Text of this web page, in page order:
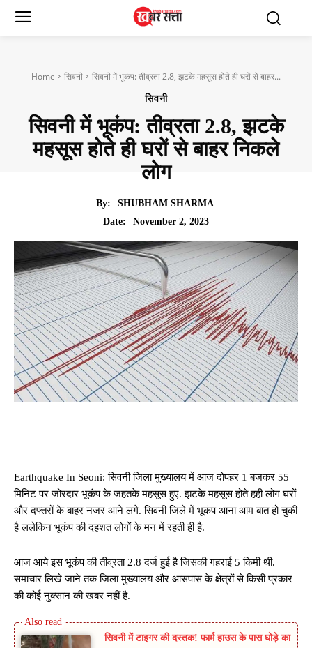
Home सिवनी सिवनी में भूकंप: तीव्रता 2.8, झटके महसूस होते ही घरों से बाहर...
सिवनी
सिवनी में भूकंप: तीव्रता 2.8, झटके
महसूस होते ही घरों से बाहर निकले
लोग
By:
SHUBHAM SHARMA
Date:
November 2, 2023
Earthquake In Seoni: सिवनी जिला मुख्यालय में आज दोपहर 1 बजकर 55
मिनिट पर जोरदार भूकंप के जहतके महसूस हुए. झटके महसूस होते हही लोग घरों
और दफ्तरों के बाहर नजर आने लगे. सिवनी जिले में भूकंप आना आम बात हो चुकी
है ललेकिन भूकंप की दहशत लोगों के मन में रहती ही है.
आज आये इस भूकंप की तीव्रता 2.8 दर्ज हुई है जिसकी गहराई 5 किमी थी.
समाचार लिखे जाने तक जिला मुख्यालय और आसपास के क्षेत्रों से किसी प्रकार
की कोई नुक्सान की खबर नहीं है.
सिवनी में टाइगर की दस्तक! फार्म हाउस के पास घोड़े का